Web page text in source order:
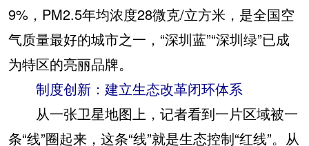
9%，PM2.5年均浓度28微克/立方米，是全国空
气质量最好的城市之一，“深圳蓝”“深圳绿”已成
为特区的亮丽品牌。
制度创新：建立生态改革闭环体系
从一张卫星地图上，记者看到一片区域被一
条“线”圈起来，这条“线”就是生态控制“红线”。从